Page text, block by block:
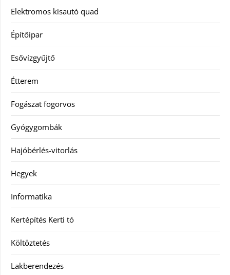
Elektromos kisautó quad
Építőipar
Esővízgyűjtő
Étterem
Fogászat fogorvos
Gyógygombák
Hajóbérlés-vitorlás
Hegyek
Informatika
Kertépítés Kerti tó
Költöztetés
Lakberendezés